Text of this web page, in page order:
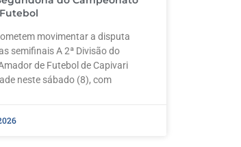
movimentar a disputa
semifinais A 2ª Divisão do
de Futebol de Capivari
neste sábado (8), com